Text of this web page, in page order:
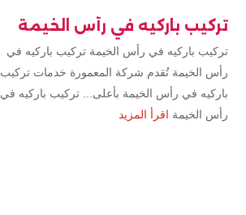
تركيب باركيه في رأس الخيمة
تركيب باركيه في رأس الخيمة تركيب باركيه في
رأس الخيمة تُقدم شركة المعمورة خدمات تركيب
باركيه في رأس الخيمة بأعلى... تركيب باركيه في
رأس الخيمة اقرأ المزيد